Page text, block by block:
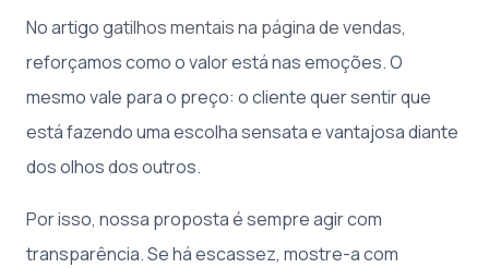
No artigogatilhos mentais na página de vendas,
reforçamos como o valor está nas emoções. O
mesmo vale para o preço: o cliente quer sentir que
está fazendo uma escolha sensata e vantajosa diante
dos olhos dos outros.
Por isso, nossa proposta é sempre agir com
transparência. Se há escassez, mostre-a com